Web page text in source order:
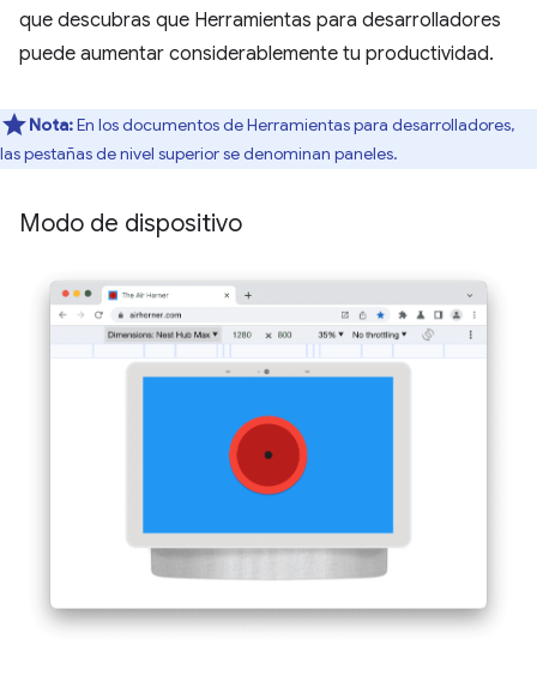
que descubras que Herramientas para desarrolladores
puede aumentar considerablemente tu productividad.
Nota:En los documentos de Herramientas para desarrolladores,
las pestañas de nivel superior se denominan paneles.
Modo de dispositivo